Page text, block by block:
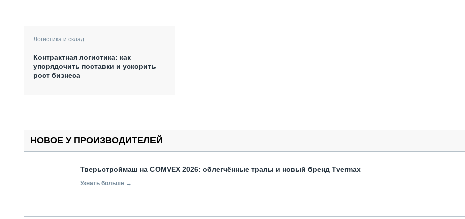
Логистика и склад
Контрактная логистика: как
упорядочить поставки и ускорить
рост бизнеса
НОВОЕ У ПРОИЗВОДИТЕЛЕЙ
Тверьстроймаш на COMVEX 2026: облегчённые тралы и новый бренд Tvermax
Узнать больше →